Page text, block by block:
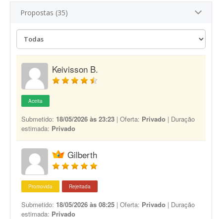
Propostas (35)
Keivisson B.
Aceita
Submetido: 18/05/2026 às 23:23 | Oferta: Privado | Duração
estimada: Privado
Gilberth
Promovida Rejeitada
Submetido: 18/05/2026 às 08:25 | Oferta: Privado | Duração
estimada: Privado